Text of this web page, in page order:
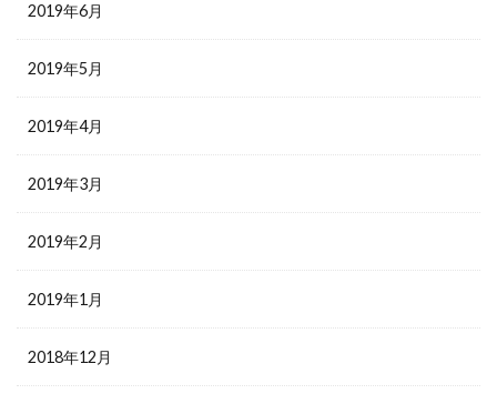
2019年6月
2019年5月
2019年4月
2019年3月
2019年2月
2019年1月
2018年12月